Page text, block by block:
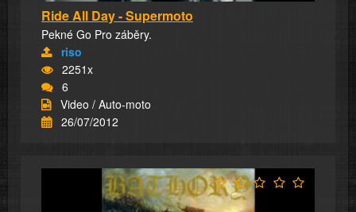
Ride All Day - Supermoto
Pekné Go Pro záběry.
riso
2251x
6
Video / Auto-moto
26/07/2012